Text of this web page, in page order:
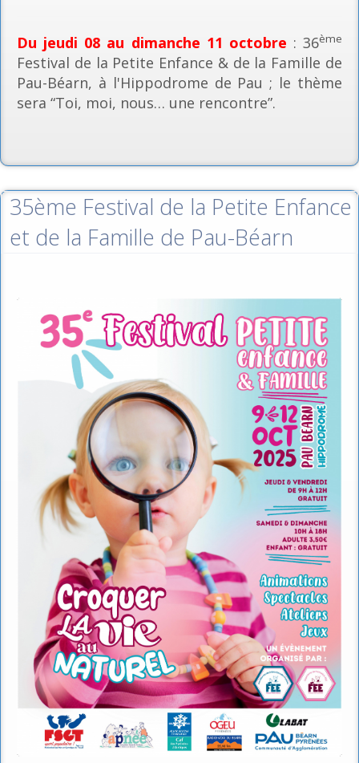
Du jeudi 08 au dimanche 11 octobre : 36ème
Festival de la Petite Enfance & de la Famille de
Pau-Béarn, à l'Hippodrome de Pau ; le thème
sera “Toi, moi, nous… une rencontre”.
35ème Festival de la Petite Enfance
et de la Famille de Pau-Béarn